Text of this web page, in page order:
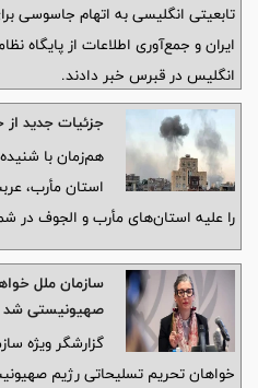
تابعیتی انگلیسی به اتهام جاسوسی
ایران و جمع‌آوری اطلاعات از پایگاه
انگلیس در قبرس خبر دادند.
جزئیات جدید
هم‌زمان با
استان مأرب،
را علیه استان‌های مأرب و الجوف در
سازمان ملل
صهیونیستی شد
گزارشگر ویژه
خواهان تحریم تسلیحاتی رژیم